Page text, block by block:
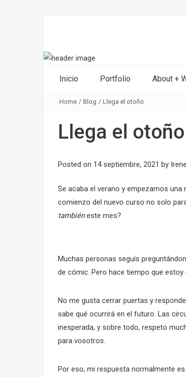
Inicio Portfolio About +
Home / Blog / Llega el otoño
Llega el otoño
Posted on 14 septiembre, 2021 by
Se acaba el verano y empezamos
comienzo del nuevo curso no solo
tambiéneste mes?
Muchas personas seguís
de cómic. Pero hace tiempo que
No me gusta cerrar puertas y
sabe qué ocurrirá en el futuro. Las
inesperada, y sobre todo, respeto
para vosotros.
Por eso, mi respuesta normalmente